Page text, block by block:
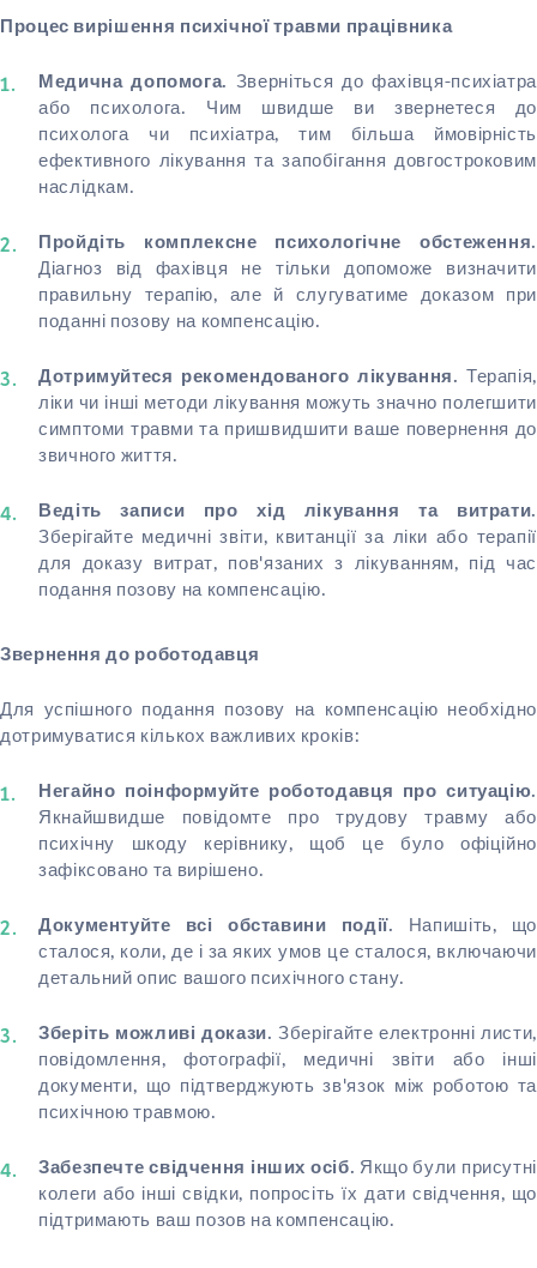
Процес вирішення психічної травми працівника
Медична допомога. Зверніться до фахівця-психіатра
або психолога. Чим швидше ви звернетеся до
психолога чи психіатра, тим більша ймовірність
ефективного лікування та запобігання довгостроковим
наслідкам.
Пройдіть комплексне психологічне обстеження.
Діагноз від фахівця не тільки допоможе визначити
правильну терапію, але й слугуватиме доказом при
поданні позову на компенсацію.
Дотримуйтеся рекомендованого лікування. Терапія,
ліки чи інші методи лікування можуть значно полегшити
симптоми травми та пришвидшити ваше повернення до
звичного життя.
Ведіть записи про хід лікування та витрати.
Зберігайте медичні звіти, квитанції за ліки або терапії
для доказу витрат, пов'язаних з лікуванням, під час
подання позову на компенсацію.
Звернення до роботодавця
Для успішного подання позову на компенсацію необхідно
дотримуватися кількох важливих кроків:
Негайно поінформуйте роботодавця про ситуацію.
Якнайшвидше повідомте про трудову травму або
психічну шкоду керівнику, щоб це було офіційно
зафіксовано та вирішено.
Документуйте всі обставини події.
Напишіть, що
сталося, коли, де і за яких умов це сталося, включаючи
детальний опис вашого психічного стану.
Зберіть можливі докази. Зберігайте електронні листи,
повідомлення, фотографії, медичні звіти або інші
документи, що підтверджують зв'язок між роботою та
психічною травмою.
Забезпечте свідчення інших осіб. Якщо були присутні
колеги або інші свідки, попросіть їх дати свідчення, що
підтримають ваш позов на компенсацію.